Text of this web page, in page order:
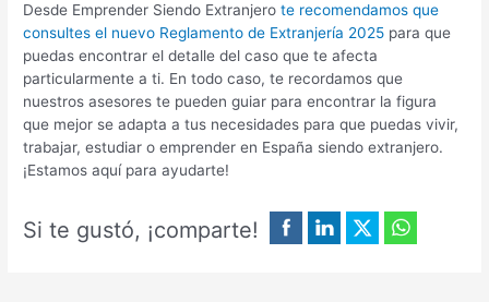
Desde Emprender Siendo Extranjerote recomendamos que
consultes el nuevo Reglamento de Extranjería 2025 para que
puedas encontrar el detalle del caso que te afecta
particularmente a ti. En todo caso, te recordamos que
nuestros asesores te pueden guiar para encontrar la figura
que mejor se adapta a tus necesidades para que puedas vivir,
trabajar, estudiar o emprender en España siendo extranjero.
¡Estamos aquí para ayudarte!
Si te gustó, ¡comparte!